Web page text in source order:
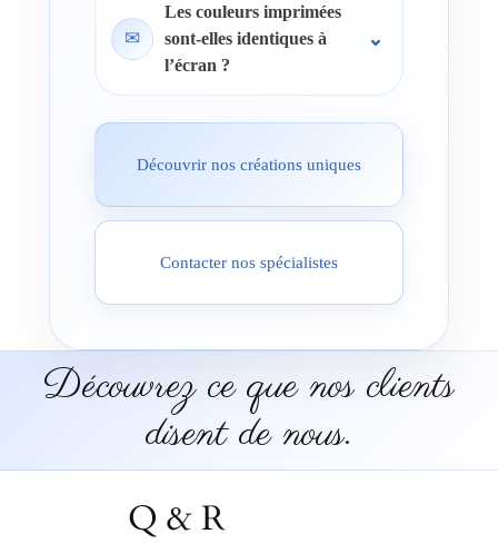
✉
Les couleurs imprimées
sont-elles identiques à
l’écran ?
Découvrir nos créations uniques
Contacter nos spécialistes
Découvrez ce que nos clients
disent de nous.
Q & R